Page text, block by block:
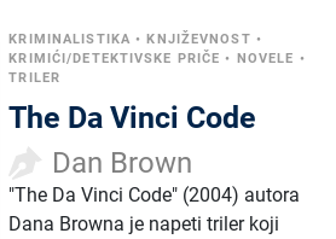
KRIMINALISTIKA •KNJIŽEVNOST •
KRIMIĆI/DETEKTIVSKE PRIČE • NOVELE •
TRILER
The Da Vinci Code
Dan Brown
"The Da Vinci Code" (2004) autora
Dana Browna je napeti triler koji